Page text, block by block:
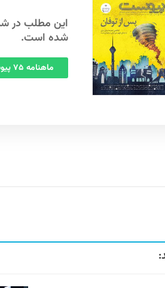
شده است.
ماهنامه ۷۵ پیوست